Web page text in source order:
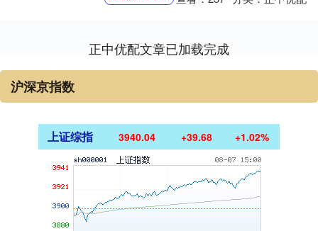
正中优配文章已加载完成
沪深京指数
上证综指 3940.04 +39.68 +1.02%